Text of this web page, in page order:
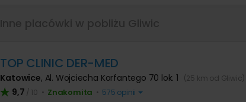
TOP CLINIC DER-MED
Katowice, Al. Wojciecha Korfantego 70 lok. 1 (25 km od Gliwic)
9,7 / 10 • Znakomita • 575 opinii